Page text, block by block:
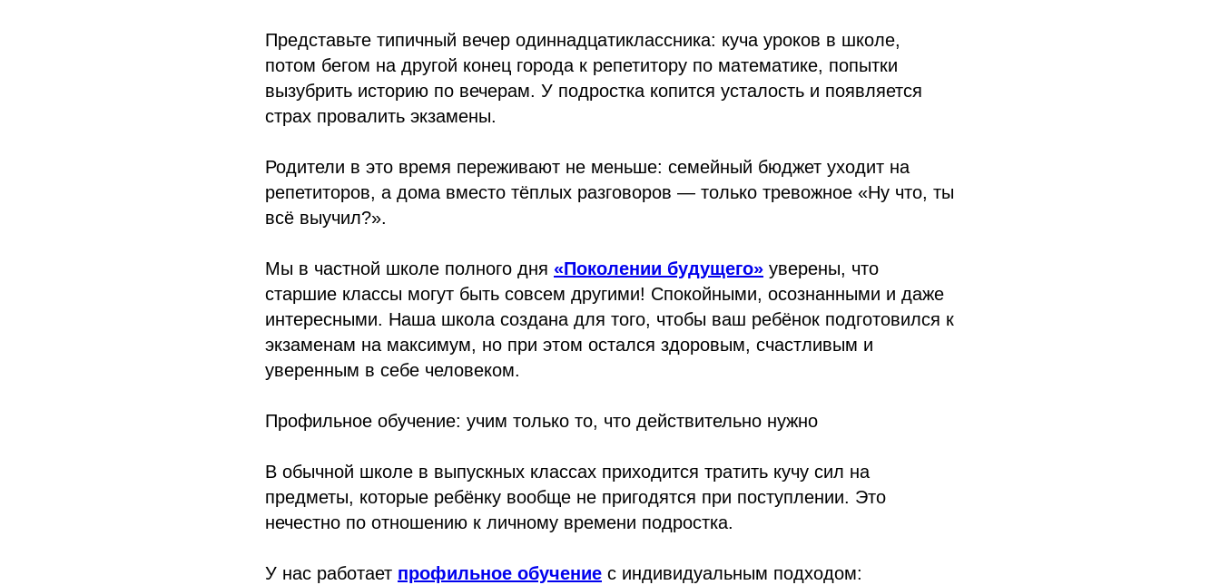
Представьте типичный вечер одиннадцатиклассника: куча уроков в школе,
потом бегом на другой конец города к репетитору по математике, попытки
вызубрить историю по вечерам. У подростка копится усталость и появляется
страх провалить экзамены.
Родители в это время переживают не меньше: семейный бюджет уходит на
репетиторов, а дома вместо тёплых разговоров — только тревожное «Ну что, ты
всё выучил?».
Мы в частной школе полного дня «Поколении будущего» уверены, что
старшие классы могут быть совсем другими! Спокойными, осознанными и даже
интересными. Наша школа создана для того, чтобы ваш ребёнок подготовился к
экзаменам на максимум, но при этом остался здоровым, счастливым и
уверенным в себе человеком.
Профильное обучение: учим только то, что действительно нужно
В обычной школе в выпускных классах приходится тратить кучу сил на
предметы, которые ребёнку вообще не пригодятся при поступлении. Это
нечестно по отношению к личному времени подростка.
У нас работает профильное обучение с индивидуальным подходом: